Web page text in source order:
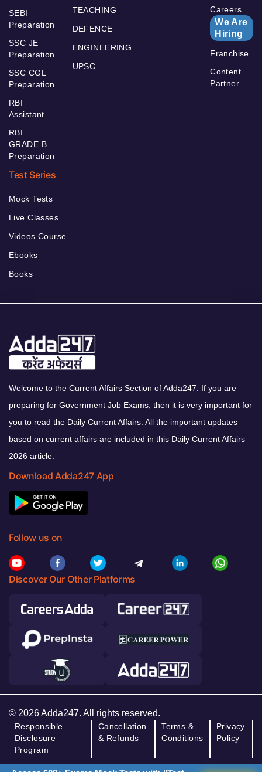
SEBI
Preparation
SSC JE
Preparation
SSC CGL
Preparation
RBI
Assistant
RBI
GRADE B
Preparation
TEACHING
DEFENCE
ENGINEERING
UPSC
Careers
We Are
Hiring
Franchise
Content
Partner
Test Series
Mock Tests
Live Classes
Videos Course
Ebooks
Books
Welcome to the Current Affairs Section of Adda247. If you are
preparing for Government Job Exams, then it is very important for
you to read the Daily Current Affairs. All the important updates
based on current affairs are included in this Daily Current Affairs
2026 article.
Download Adda247 App
Follow us on
Discover Our Other Platforms
© 2026 Adda247. All rights reserved.
Responsible
Disclosure
Program
Cancellation
& Refunds
Terms &
Conditions
Privacy
Policy